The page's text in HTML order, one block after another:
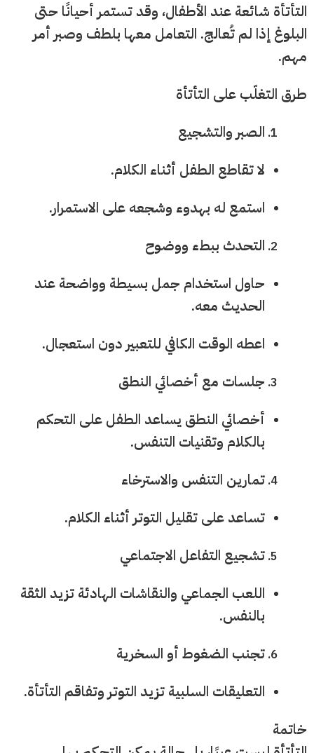
التأتأة شائعة عند الأطفال، وقد تستمر أحيانًا حتى
البلوغ إذا لم تُعالج. التعامل معها بلطف وصبر أمر
مهم.
طرق التغلّب على التأتأة
الصبر والتشجيع
لا تقاطع الطفل أثناء الكلام.
استمع له بهدوء وشجعه على الاستمرار.
التحدث ببطء ووضوح
حاول استخدام جمل بسيطة وواضحة عند
الحديث معه.
اعطه الوقت الكافي للتعبير دون استعجال.
جلسات مع أخصائي النطق
أخصائي النطق يساعد الطفل على التحكم
بالكلام وتقنيات التنفس.
تمارين التنفس والاسترخاء
تساعد على تقليل التوتر أثناء الكلام.
تشجيع التفاعل الاجتماعي
اللعب الجماعي والنقاشات الهادئة تزيد الثقة
بالنفس.
تجنب الضغوط أو السخرية
التعليقات السلبية تزيد التوتر وتفاقم التأتأة.
خاتمة